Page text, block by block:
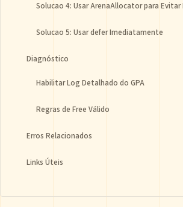
Solucao 4: Usar ArenaAllocator para Evitar
Solucao 5: Usar defer Imediatamente
Diagnóstico
Habilitar Log Detalhado do GPA
Regras de Free Válido
Erros Relacionados
Links Úteis